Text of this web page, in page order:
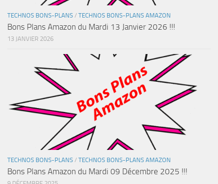
TECHNOS BONS-PLANS / TECHNOS BONS-PLANS AMAZON
Bons Plans Amazon du Mardi 13 Janvier 2026 !!!
13 JANVIER 2026
TECHNOS BONS-PLANS / TECHNOS BONS-PLANS AMAZON
Bons Plans Amazon du Mardi 09 Décembre 2025 !!!